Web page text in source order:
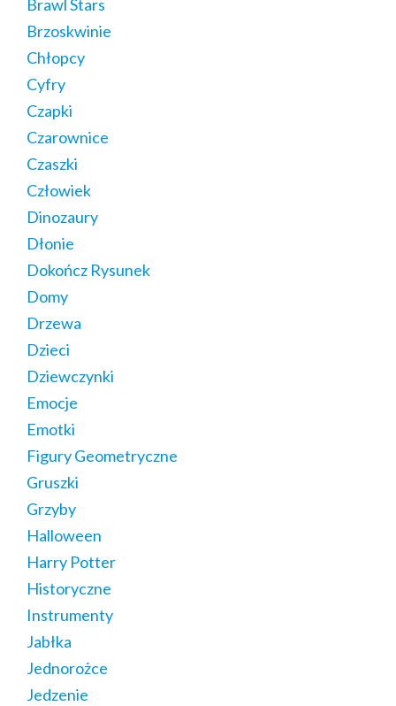
Brawl Stars
Brzoskwinie
Chłopcy
Cyfry
Czapki
Czarownice
Czaszki
Człowiek
Dinozaury
Dłonie
Dokończ Rysunek
Domy
Drzewa
Dzieci
Dziewczynki
Emocje
Emotki
Figury Geometryczne
Gruszki
Grzyby
Halloween
Harry Potter
Historyczne
Instrumenty
Jabłka
Jednorożce
Jedzenie